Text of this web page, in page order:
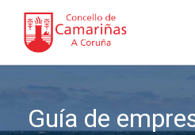
Guía de